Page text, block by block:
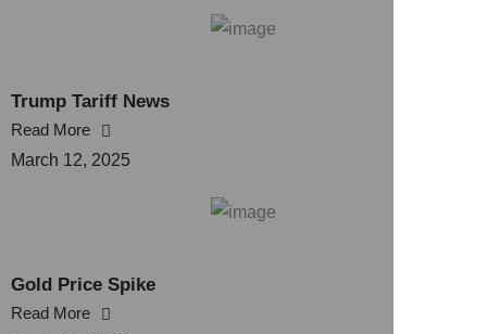
Trump Tariff News
Read More
March 12, 2025
Gold Price Spike
Read More